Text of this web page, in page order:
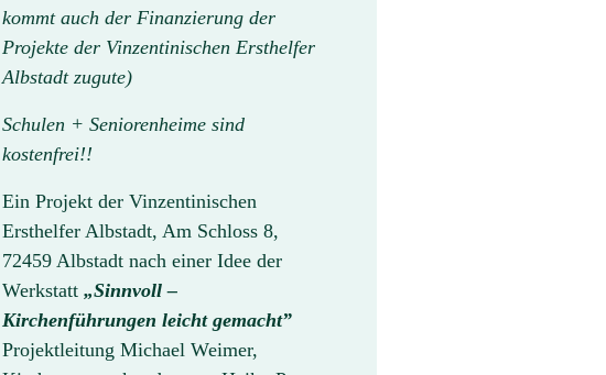
kommt auch der Finanzierung der
Projekte der Vinzentinischen Ersthelfer
Albstadt zugute)
Schulen + Seniorenheime sind
kostenfrei!!
Ein Projekt der Vinzentinischen
Ersthelfer Albstadt, Am Schloss 8,
72459 Albstadt nach einer Idee der
Werkstatt „Sinnvoll –
Kirchenführungen leicht gemacht”
Projektleitung Michael Weimer,